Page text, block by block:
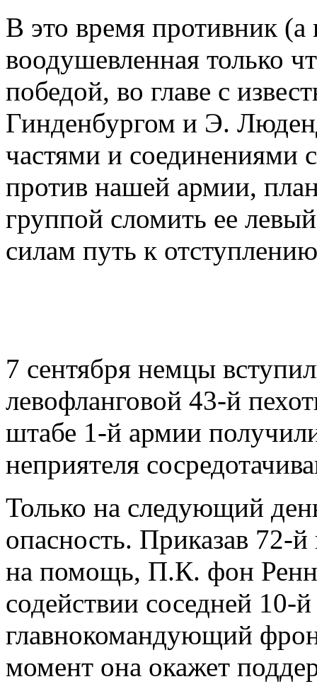
В это время противник
воодушевленная только
победой, во главе с
Гинденбургом и Э.
частями и соединениями
против нашей армии,
группой сломить ее
силам путь к
7 сентября немцы
левофланговой 43-й
штабе 1-й армии
неприятеля
Только на следующий
опасность. Приказав 72-
на помощь, П.К. фон
содействии соседней 10-
главнокомандующий
момент она окажет